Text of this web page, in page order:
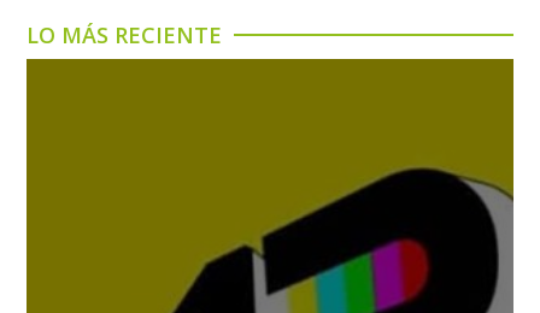
LO MÁS RECIENTE